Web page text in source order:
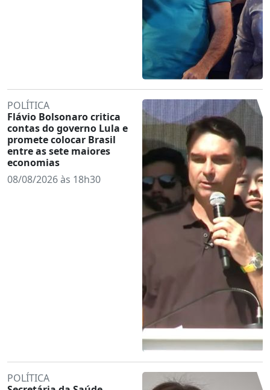
POLÍTICA
Flávio Bolsonaro critica
contas do governo Lula e
promete colocar Brasil
entre as sete maiores
economias
08/08/2026 às 18h30
POLÍTICA